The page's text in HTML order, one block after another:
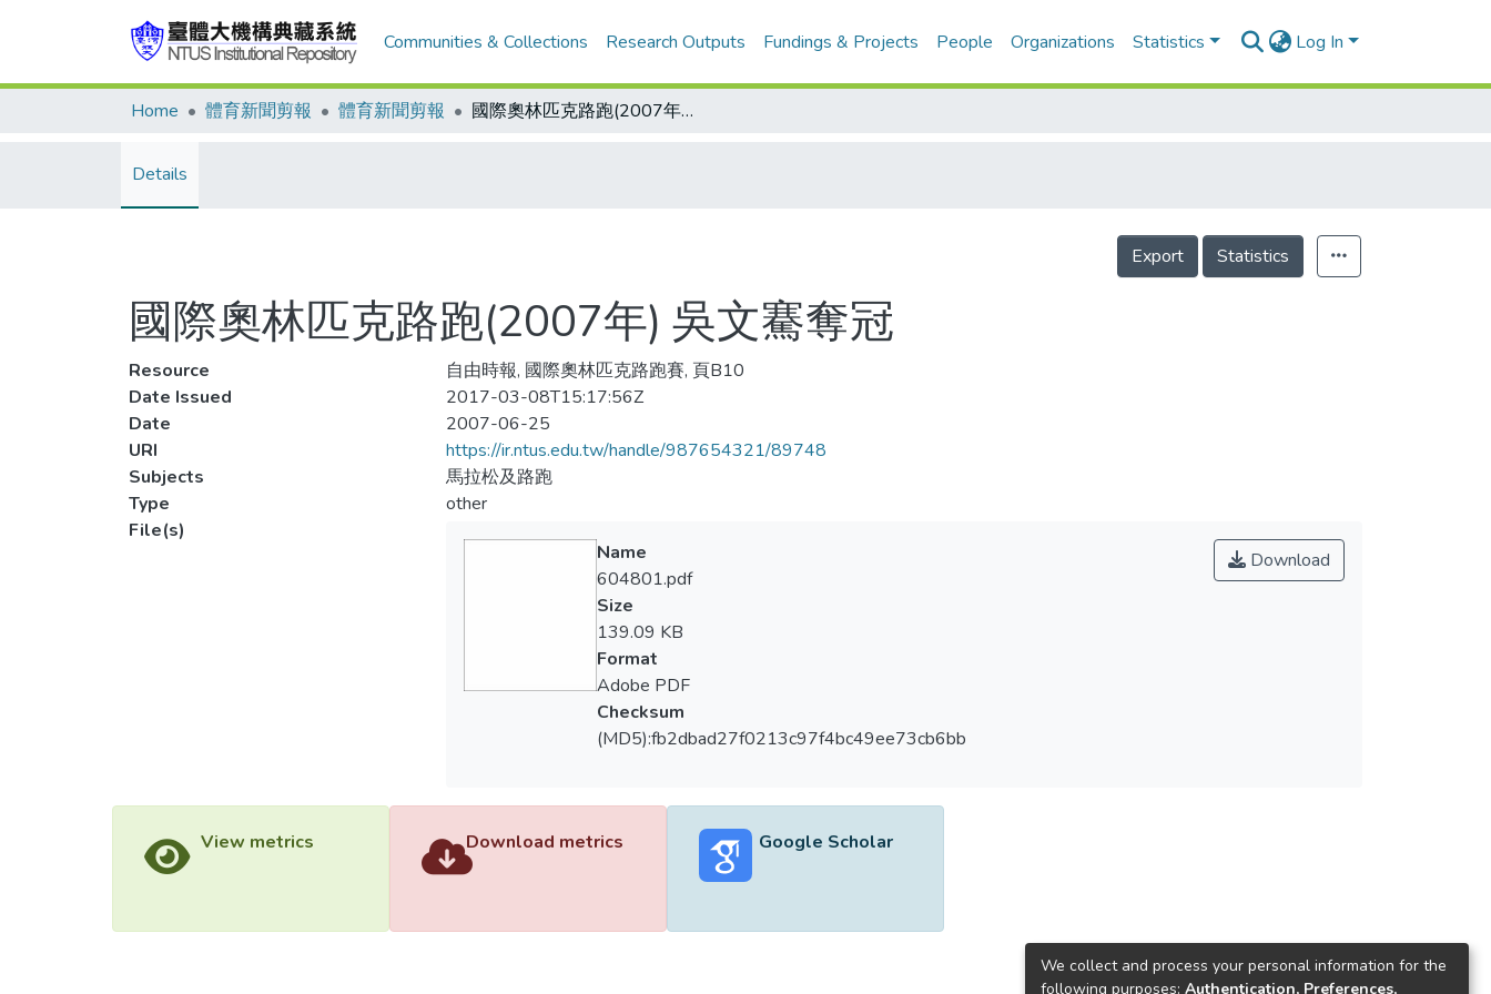
Communities & Collections Research Outputs Fundings & Projects People Organizations Statistics Log In
Home 體育新聞剪報 體育新聞剪報 國際奧林匹克路跑(2007年) 吳文騫奪冠
Details
Export Statistics
國際奧林匹克路跑(2007年) 吳文騫奪冠
Resource
自由時報, 國際奧林匹克路跑賽, 頁B10
Date Issued
2017-03-08T15:17:56Z
Date
2007-06-25
URI
https://ir.ntus.edu.tw/handle/987654321/89748
Subjects
馬拉松及路跑
Type
other
File(s)
Download
Name
604801.pdf
Size
139.09 KB
Format
Adobe PDF
Checksum
(MD5):fb2dbad27f0213c97f4bc49ee73cb6bb
View metrics Download metrics Google Scholar
We collect and process your personal information for the
following purposes: Authentication, Preferences,